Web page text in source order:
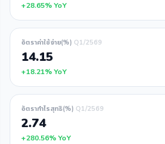
+28.65% YoY
อัตราค่าใช้จ่าย(%) Q1/2569
14.15
+18.21% YoY
อัตรากำไรสุทธิ(%) Q1/2569
2.74
+280.56% YoY